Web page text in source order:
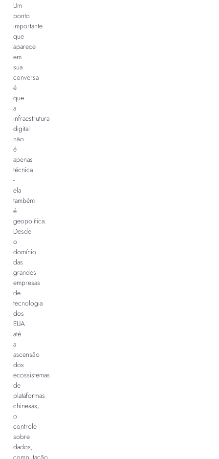
Um
ponto
importante
que
aparece
em
sua
conversa
é
que
a
infraestrutura
digital
não
é
apenas
técnica
-
ela
também
é
geopolítica.
Desde
o
domínio
das
grandes
empresas
de
tecnologia
dos
EUA
até
a
ascensão
dos
ecossistemas
de
plataformas
chinesas,
o
controle
sobre
dados,